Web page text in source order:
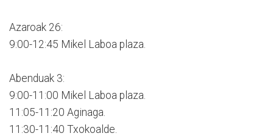
Azaroak 26:
9:00-12:45 Mikel Laboa plaza.
Abenduak 3:
9:00-11:00 Mikel Laboa plaza.
11:05-11:20 Aginaga.
11:30-11:40 Txokoalde.